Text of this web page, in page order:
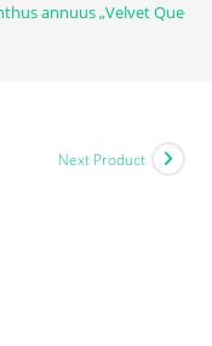
annuus „Velvet
Next Product